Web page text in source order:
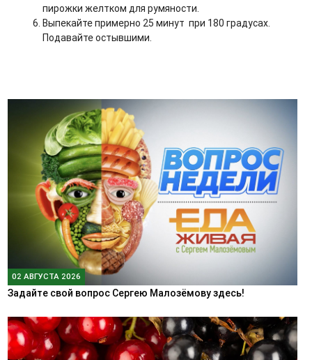
пирожки желтком для румяности.
Выпекайте примерно 25 минут при 180 градусах.
Подавайте остывшими.
02 АВГУСТА 2026
Задайте свой вопрос Сергею Малозёмову здесь!